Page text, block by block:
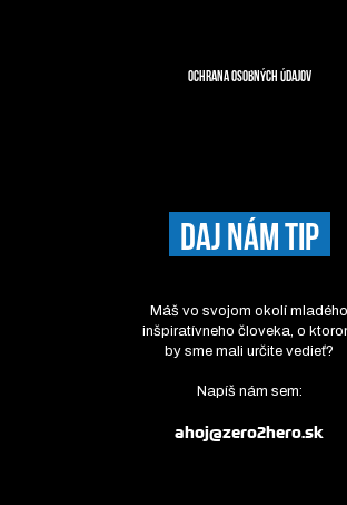
Ochrana osobných údajov
DAJ NÁM TIP
Máš vo svojom okolí mladého
inšpiratívneho človeka, o
by sme mali určite vedieť?
Napíš nám sem:
ahoj@zero2hero.sk